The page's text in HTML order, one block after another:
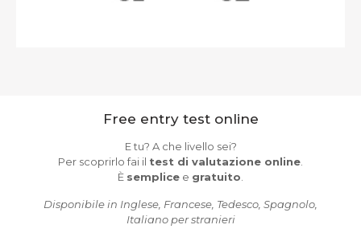
Free entry test online
E tu? A che livello sei?
Per scoprirlo fai il test di valutazione online
È semplice e gratuito
Disponibile in Inglese, Francese, Tedesco, Spagnolo,
Italiano per stranieri